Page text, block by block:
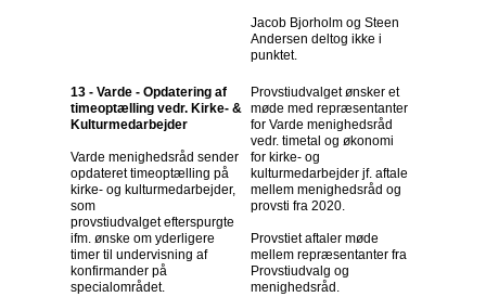
Jacob Bjorholm og Steen
Andersen deltog ikke i
punktet.
13 - Varde - Opdatering af
timeoptælling vedr. Kirke- &
Kulturmedarbejder
Varde menighedsråd sender
opdateret timeoptælling på
kirke- og kulturmedarbejder,
som
provstiudvalget efterspurgte
ifm. ønske om yderligere
timer til undervisning af
konfirmander på
specialområdet.
Provstiudvalget ønsker et
møde med repræsentanter
for Varde menighedsråd
vedr. timetal og økonomi
for kirke- og
kulturmedarbejder jf. aftale
mellem menighedsråd og
provsti fra 2020.
Provstiet aftaler møde
mellem repræsentanter fra
Provstiudvalg og
menighedsråd.